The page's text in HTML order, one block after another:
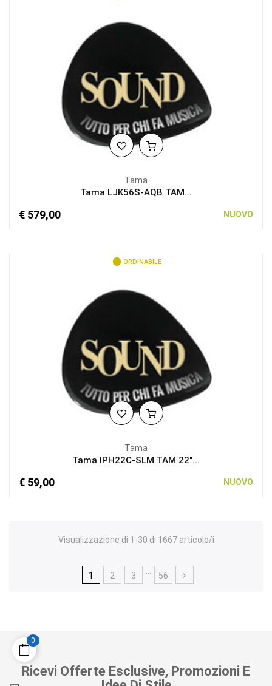
Tama
Tama LJK56S-AQB TAM...
€ 579,00 NUOVO
ORDINABILE
Tama
Tama IPH22C-SLM TAM 22"...
€ 59,00 NUOVO
Visualizzazione di 1-30 di 1667 articolo/i
1 2 3 56
Ricevi Offerte Esclusive, Promozioni E
0